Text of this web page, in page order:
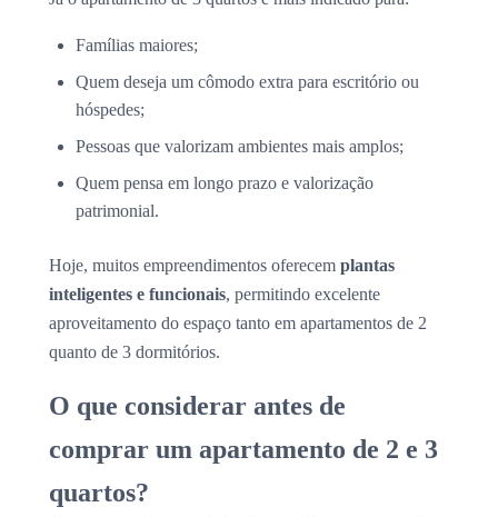
Famílias maiores;
Quem deseja um cômodo extra para escritório ou
hóspedes;
Pessoas que valorizam ambientes mais amplos;
Quem pensa em longo prazo e valorização
patrimonial.
Hoje, muitos empreendimentos oferecem plantas
inteligentes e funcionais, permitindo excelente
aproveitamento do espaço tanto em apartamentos de 2
quanto de 3 dormitórios.
O que considerar antes de
comprar um apartamento de 2 e 3
quartos?